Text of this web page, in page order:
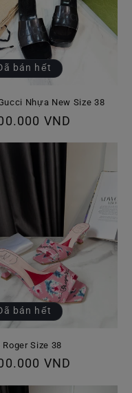
bán hết
Nhựa New Size 38
VND
bán hết
Roger Size 38
VND